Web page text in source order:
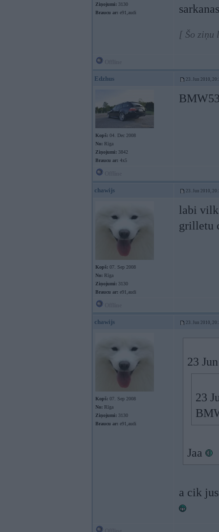
Ziņojumi: 3130
Braucu ar: e91,audi
[ Šo ziņu
Edzhus 23. Jun 2010,
Kopš: 04. Dec 2008
No: Rīga
Ziņojumi: 3842
Braucu ar: 4x5
chawijs 23. Jun 2010,
Kopš: 07. Sep 2008
No: Rīga
Ziņojumi: 3130
Braucu ar: e91,audi
labi
grilletu
chawijs 23. Jun 2010,
Kopš: 07. Sep 2008
No: Rīga
Ziņojumi: 3130
Braucu ar: e91,audi
23
23
Jaa
a cik